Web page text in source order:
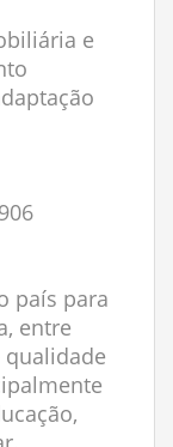
e
país para
entre
qualidade